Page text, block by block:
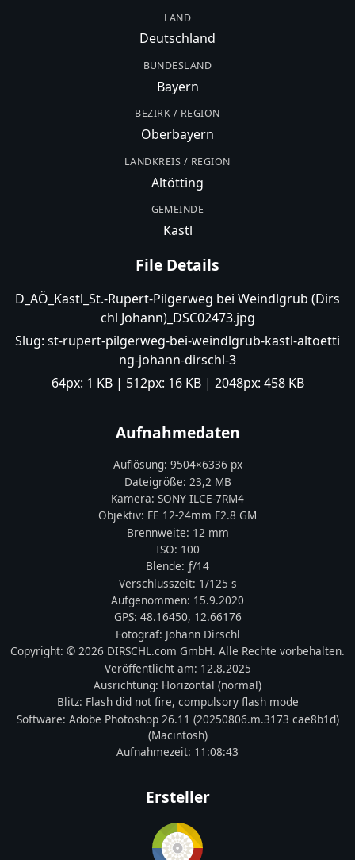
LAND
Deutschland
BUNDESLAND
Bayern
BEZIRK / REGION
Oberbayern
LANDKREIS / REGION
Altötting
GEMEINDE
Kastl
File Details
D_AÖ_Kastl_St.-Rupert-Pilgerweg bei Weindlgrub (Dirs
chl Johann)_DSC02473.jpg
Slug: st-rupert-pilgerweg-bei-weindlgrub-kastl-altoetti
ng-johann-dirschl-3
64px: 1 KB| 512px: 16 KB| 2048px: 458 KB
Aufnahmedaten
Auflösung: 9504×6336 px
Dateigröße: 23,2 MB
Kamera: SONY ILCE-7RM4
Objektiv: FE 12-24mm F2.8 GM
Brennweite: 12 mm
ISO: 100
Blende: ƒ/14
Verschlusszeit: 1/125 s
Aufgenommen: 15.9.2020
GPS: 48.16450, 12.66176
Fotograf: Johann Dirschl
Copyright: © 2026 DIRSCHL.com GmbH. Alle Rechte vorbehalten.
Veröffentlicht am: 12.8.2025
Ausrichtung: Horizontal (normal)
Blitz: Flash did not fire, compulsory flash mode
Software: Adobe Photoshop 26.11 (20250806.m.3173 cae8b1d)
(Macintosh)
Aufnahmezeit: 11:08:43
Ersteller